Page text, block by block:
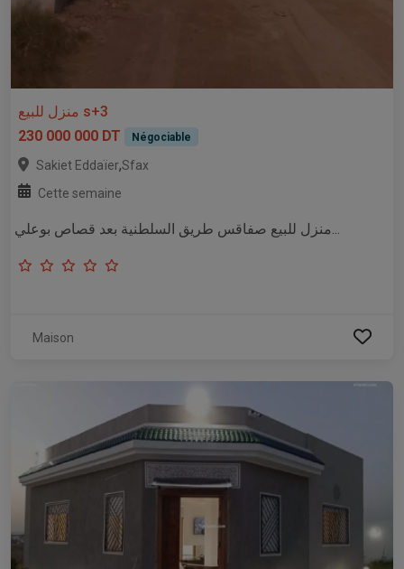
منزل للبيع s+3
230 000 000 DT
Négociable
Sakiet Eddaïer,Sfax
Cette semaine
Maison